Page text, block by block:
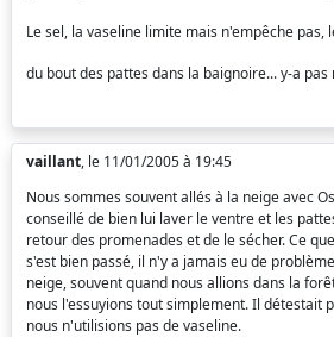
Le sel, la vaseline limite mais n'empêche pas,
du bout des pattes dans la baignoire... y-a pas
vaillant, le 11/01/2005 à 19:45
Nous sommes souvent allés à la neige avec
conseillé de bien lui laver le ventre et les
retour des promenades et de le sécher. Ce
s'est bien passé, il n'y a jamais eu de
neige, souvent quand nous allions dans la
nous l'essuyions tout simplement. Il détestait
nous n'utilisions pas de vaseline.